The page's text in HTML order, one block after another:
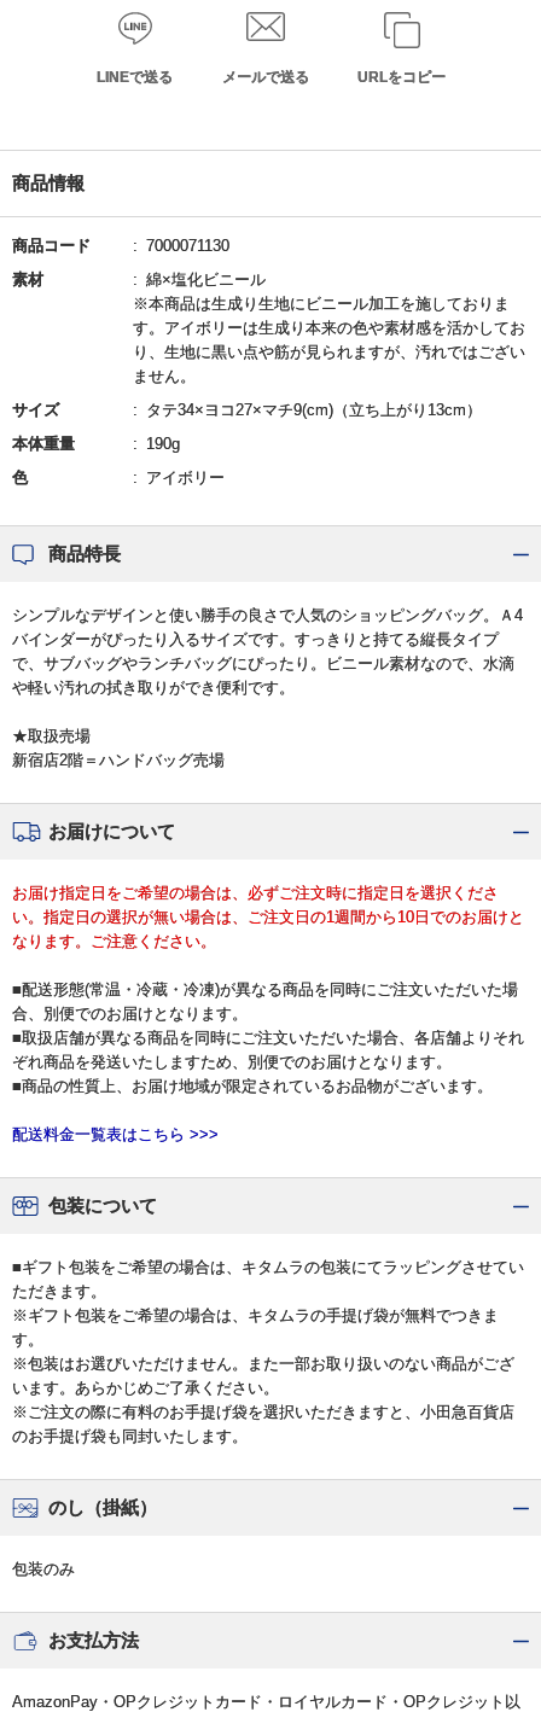
LINEで送る メールで送る URLをコピー
商品情報
商品コード
7000071130
素材
綿×塩化ビニール
※本商品は生成り生地にビニール加工を施しておりま
す。アイボリーは生成り本来の色や素材感を活かしてお
り、生地に黒い点や筋が見られますが、汚れではござい
ません。
サイズ
タテ34×ヨコ27×マチ9(cm)（立ち上がり13cm）
本体重量
190g
色
アイボリー
商品特長
シンプルなデザインと使い勝手の良さで人気のショッピングバッグ。Ａ4
バインダーがぴったり入るサイズです。すっきりと持てる縦長タイプ
で、サブバッグやランチバッグにぴったり。ビニール素材なので、水滴
や軽い汚れの拭き取りができ便利です。
★取扱売場
新宿店2階＝ハンドバッグ売場
お届けについて
お届け指定日をご希望の場合は、必ずご注文時に指定日を選択くださ
い。指定日の選択が無い場合は、ご注文日の1週間から10日でのお届けと
なります。ご注意ください。
■配送形態(常温・冷蔵・冷凍)が異なる商品を同時にご注文いただいた場
合、別便でのお届けとなります。
■取扱店舗が異なる商品を同時にご注文いただいた場合、各店舗よりそれ
ぞれ商品を発送いたしますため、別便でのお届けとなります。
■商品の性質上、お届け地域が限定されているお品物がございます。
配送料金一覧表はこちら >>>
包装について
■ギフト包装をご希望の場合は、キタムラの包装にてラッピングさせてい
ただきます。
※ギフト包装をご希望の場合は、キタムラの手提げ袋が無料でつきま
す。
※包装はお選びいただけません。また一部お取り扱いのない商品がござ
います。あらかじめご了承ください。
※ご注文の際に有料のお手提げ袋を選択いただきますと、小田急百貨店
のお手提げ袋も同封いたします。
のし（掛紙）
包装のみ
お支払方法
AmazonPay・OPクレジットカード・ロイヤルカード・OPクレジット以